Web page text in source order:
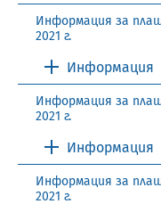
Информация за
2021 г.
Информация
Информация за
2021 г.
Информация
Информация за
2021 г.